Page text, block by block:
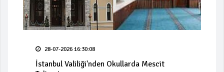
28-07-2026 16:30:08
İstanbul Valiliği'nden Okullarda Mescit